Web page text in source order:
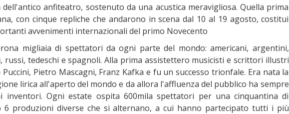
anfiteatro, sostenuto da una acustica meravigliosa. Quella prima
con cinque repliche che andarono in scena dal 10 al 19 agosto, costitui
avvenimenti internazionali del primo Novecento
migliaia di spettatori da ogni parte del mondo: americani, argentini,
russi, tedeschi e spagnoli. Alla prima assistettero musicisti e scrittori illustri
Puccini, Pietro Mascagni, Franz Kafka e fu un successo trionfale. Era nata la
lirica all'aperto del mondo e da allora l'affluenza del pubblico ha sempre
inventori. Ogni estate ospita 600mila spettatori per una cinquantina di
6 produzioni diverse che si alternano, a cui hanno partecipato tutti i più